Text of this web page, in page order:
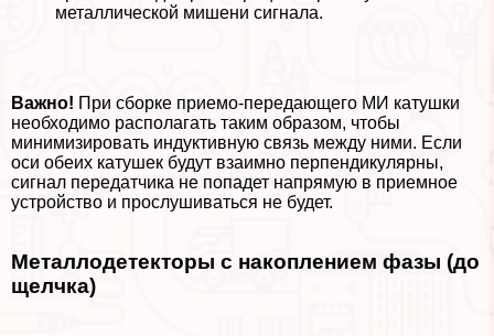
металлической мишени сигнала.
Важно! При сборке приемо-передающего МИ катушки
необходимо располагать таким образом, чтобы
минимизировать индуктивную связь между ними. Если
оси обеих катушек будут взаимно перпендикулярны,
сигнал передатчика не попадет напрямую в приемное
устройство и прослушиваться не будет.
Металлодетекторы с накоплением фазы (до
щелчка)